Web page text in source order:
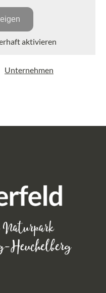
aktivieren
Unternehmen